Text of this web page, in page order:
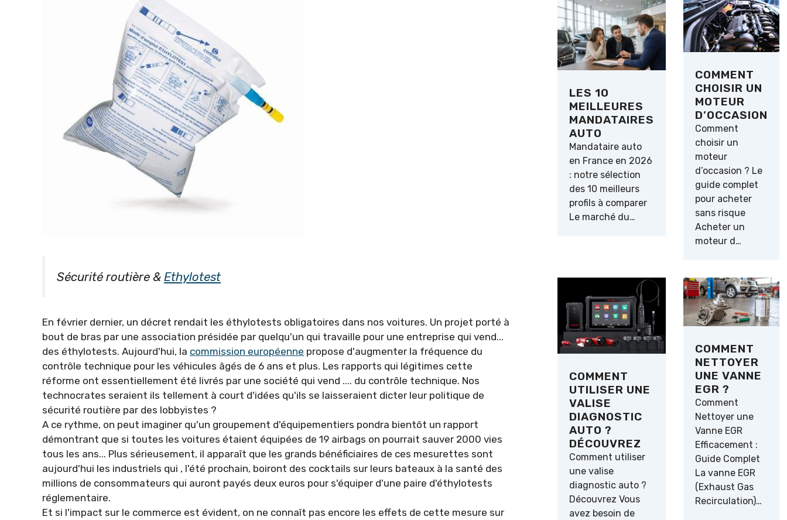
Sécurité routière & Ethylotest
En février dernier, un décret rendait les éthylotests obligatoires dans nos voitures. Un projet porté à
bout de bras par une association présidée par quelqu'un qui travaille pour une entreprise qui vend...
des éthylotests. Aujourd'hui, la commission européenne propose d'augmenter la fréquence du
contrôle technique pour les véhicules âgés de 6 ans et plus. Les rapports qui légitimes cette
réforme ont essentiellement été livrés par une société qui vend .... du contrôle technique. Nos
technocrates seraient ils tellement à court d'idées qu'ils se laisseraient dicter leur politique de
sécurité routière par des lobbyistes ?
A ce rythme, on peut imaginer qu'un groupement d'équipementiers pondra bientôt un rapport
démontrant que si toutes les voitures étaient équipées de 19 airbags on pourrait sauver 2000 vies
tous les ans... Plus sérieusement, il apparaît que les grands bénéficiaires de ces mesurettes sont
aujourd'hui les industriels qui , l'été prochain, boiront des cocktails sur leurs bateaux à la santé des
millions de consommateurs qui auront payés deux euros pour s'équiper d'une paire d'éthylotests
réglementaire.
Et si l'impact sur le commerce est évident, on ne connaît pas encore les effets de cette mesure sur
LES 10
MEILLEURES
MANDATAIRES
AUTO
Mandataire auto
en France en 2026
: notre sélection
des 10 meilleurs
profils à comparer
Le marché du…
COMMENT
CHOISIR UN
MOTEUR
D’OCCASION
Comment
choisir un
moteur
d’occasion ? Le
guide complet
pour acheter
sans risque
Acheter un
moteur d…
COMMENT
UTILISER UNE
VALISE
DIAGNOSTIC
AUTO ?
DÉCOUVREZ
Comment utiliser
une valise
diagnostic auto ?
Découvrez Vous
avez besoin de
COMMENT
NETTOYER
UNE VANNE
EGR ?
Comment
Nettoyer une
Vanne EGR
Efficacement :
Guide Complet
La vanne EGR
(Exhaust Gas
Recirculation)…